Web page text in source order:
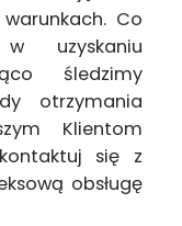
Co
uzyskaniu
śledzimy
otrzymania
Klientom
się z
obsługę